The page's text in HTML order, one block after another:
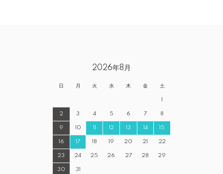
2026年8月
日 月 火 水 木 金 土
1
2 3 4 5 6 7 8
9 10 11 12 13 14 15
16 17 18 19 20 21 22
23 24 25 26 27 28 29
30 31